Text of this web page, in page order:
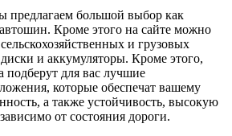
предлагаем большой выбор как
Кроме этого на сайте можно
и грузовых
и аккумуляторы. Кроме этого,
подберут для вас лучшие
которые обеспечат вашему
а также устойчивость, высокую
от состояния дороги.